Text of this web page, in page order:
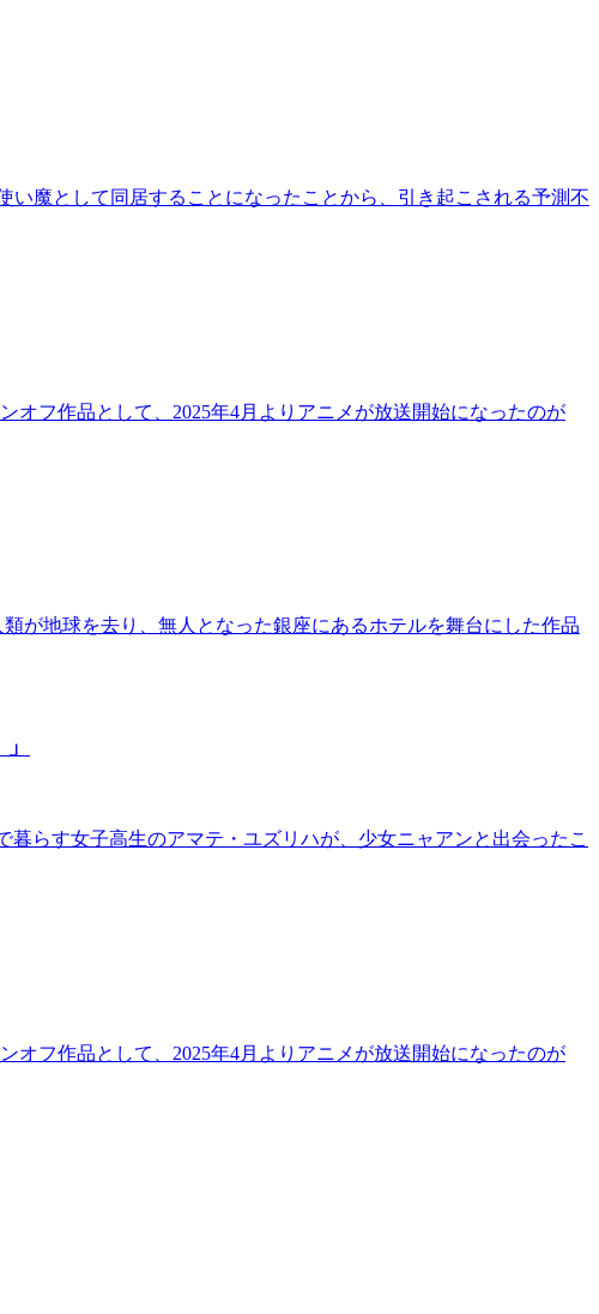
魔として同居することになったことから、引き起こされる予測不
フ作品として、2025年4月よりアニメが放送開始になったのが
が地球を去り、無人となった銀座にあるホテルを舞台にした作品
らす女子高生のアマテ・ユズリハが、少女ニャアンと出会ったこ
フ作品として、2025年4月よりアニメが放送開始になったのが